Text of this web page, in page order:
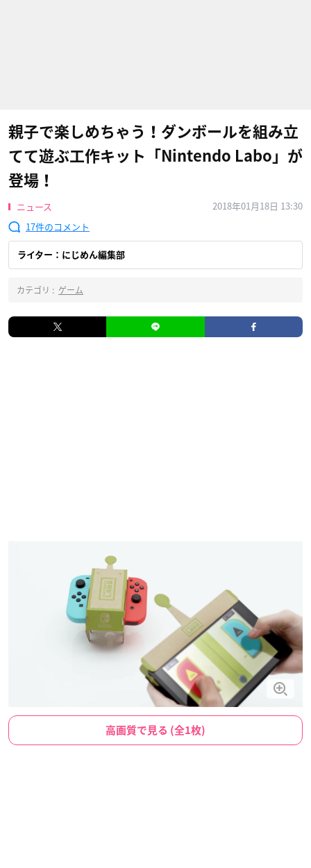
親子で楽しめちゃう！ダンボールを組み立
てて遊ぶ工作キット「Nintendo Labo」が
登場！
ニュース
2018年01月18日 13:30
17
ライター：にじめん編集部
カテゴリ : ゲーム
高画質で見る (全1枚)